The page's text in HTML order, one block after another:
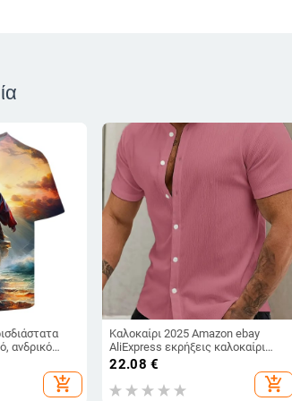
ανδρικό
για
γραμμή,
add_shopping_cart
Καλοκαίρι 2025 Amazon ebay
AliExpress εκρήξεις καλοκαίρι
καλοκαίρι με V λαιμόκοψη, νέο
μονόχρωμο ζακέτα με κοντό μανίκι
ανδρικό πουκάμισο με γιακά και
22.08 €
add_shopping_cart